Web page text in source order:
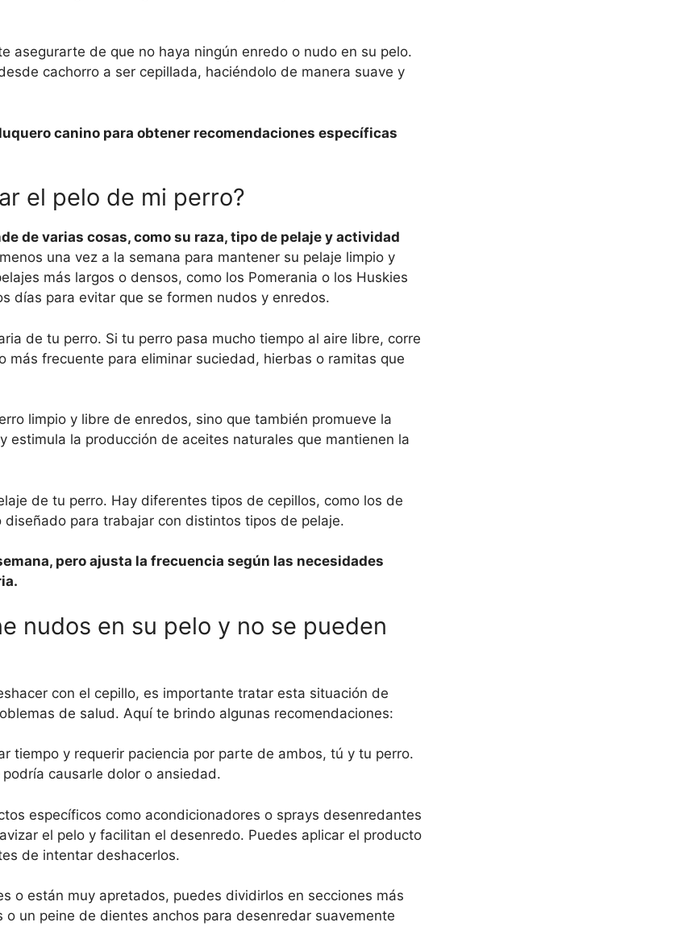
asegurarte de que no haya ningún enredo o nudo en su pelo.
cachorro a ser cepillada, haciéndolo de manera suave y
canino para obtener recomendaciones específicas
el pelo de mi perro?
de varias cosas, como su raza, tipo de pelaje y actividad
una vez a la semana para mantener su pelaje limpio y
más largos o densos, como los Pomerania o los Huskies
días para evitar que se formen nudos y enredos.
de tu perro. Si tu perro pasa mucho tiempo al aire libre, corre
más frecuente para eliminar suciedad, hierbas o ramitas que
limpio y libre de enredos, sino que también promueve la
estimula la producción de aceites naturales que mantienen la
de tu perro. Hay diferentes tipos de cepillos, como los de
para trabajar con distintos tipos de pelaje.
pero ajusta la frecuencia según las necesidades
nudos en su pelo y no se pueden
con el cepillo, es importante tratar esta situación de
de salud. Aquí te brindo algunas recomendaciones:
tiempo y requerir paciencia por parte de ambos, tú y tu perro.
causarle dolor o ansiedad.
específicos como acondicionadores o sprays desenredantes
el pelo y facilitan el desenredo. Puedes aplicar el producto
de intentar deshacerlos.
o están muy apretados, puedes dividirlos en secciones más
un peine de dientes anchos para desenredar suavemente